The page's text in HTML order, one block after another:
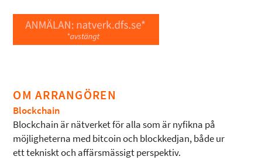
OM ARRANGÖREN
Blockchain
Blockchain är nätverket för alla som är nyfikna på
möjligheterna med bitcoin och blockkedjan, både ur
ett tekniskt och affärsmässigt perspektiv.